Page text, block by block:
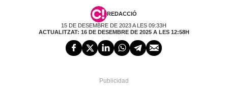
REDACCIÓ
15 DE DESEMBRE DE 2023 A LES 09:33H
ACTUALITZAT: 16 DE DESEMBRE DE 2025 A LES 12:58H